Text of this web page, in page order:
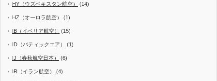
HY（ウズベキスタン航空） (14)
HZ（オーロラ航空） (1)
IB（イベリア航空） (15)
ID（バティックエア） (1)
IJ（春秋航空日本） (6)
IR（イラン航空） (4)